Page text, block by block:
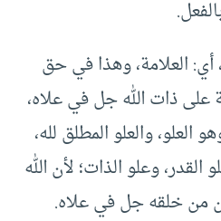
العلامة، وهذا في حق
على ذات الله جل في علاه،
والعلو المطلق لله،
وعلو الذات؛ لأن الله
من خلقه جل في علاه.